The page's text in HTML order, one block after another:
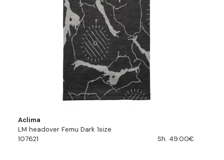
Aclima
LM headover Femu Dark 1size
107621
Sh. 49.00€